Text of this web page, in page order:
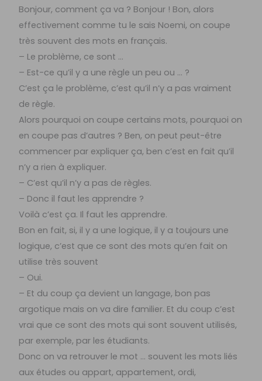
Bonjour, comment ça va ? Bonjour ! Bon, alors
effectivement comme tu le sais Noemi, on coupe
très souvent des mots en français.
– Le problème, ce sont …
– Est-ce qu’il y a une règle un peu ou … ?
C’est ça le problème, c’est qu’il n’y a pas vraiment
de règle.
Alors pourquoi on coupe certains mots, pourquoi on
en coupe pas d’autres ? Ben, on peut peut-être
commencer par expliquer ça, ben c’est en fait qu’il
n’y a rien à expliquer.
– C’est qu’il n’y a pas de règles.
– Donc il faut les apprendre ?
Voilà c’est ça. Il faut les apprendre.
Bon en fait, si, il y a une logique, il y a toujours une
logique, c’est que ce sont des mots qu’en fait on
utilise très souvent
– Oui.
– Et du coup ça devient un langage, bon pas
argotique mais on va dire familier. Et du coup c’est
vrai que ce sont des mots qui sont souvent utilisés,
par exemple, par les étudiants.
Donc on va retrouver le mot … souvent les mots liés
aux études ou appart, appartement, ordi,